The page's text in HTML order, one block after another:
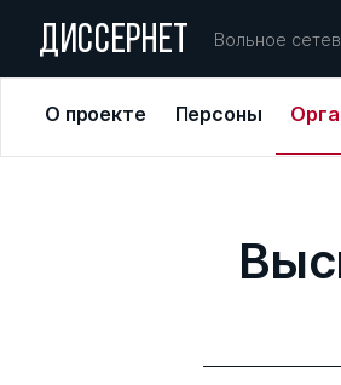
ДИССЕРНЕТ Вольное
О проекте Персоны